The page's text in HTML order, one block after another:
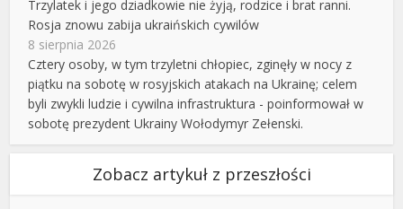
Trzylatek i jego dziadkowie nie żyją, rodzice i brat ranni.
Rosja znowu zabija ukraińskich cywilów
8 sierpnia 2026
Cztery osoby, w tym trzyletni chłopiec, zginęły w nocy z
piątku na sobotę w rosyjskich atakach na Ukrainę; celem
byli zwykli ludzie i cywilna infrastruktura - poinformował w
sobotę prezydent Ukrainy Wołodymyr Zełenski.
Zobacz artykuł z przeszłości